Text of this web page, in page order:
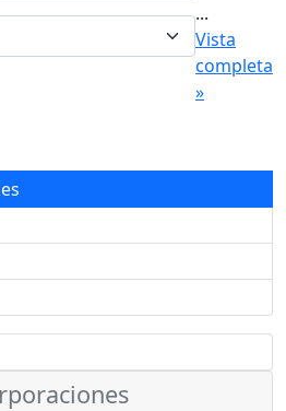
desplegable
...
Vista
completa
»